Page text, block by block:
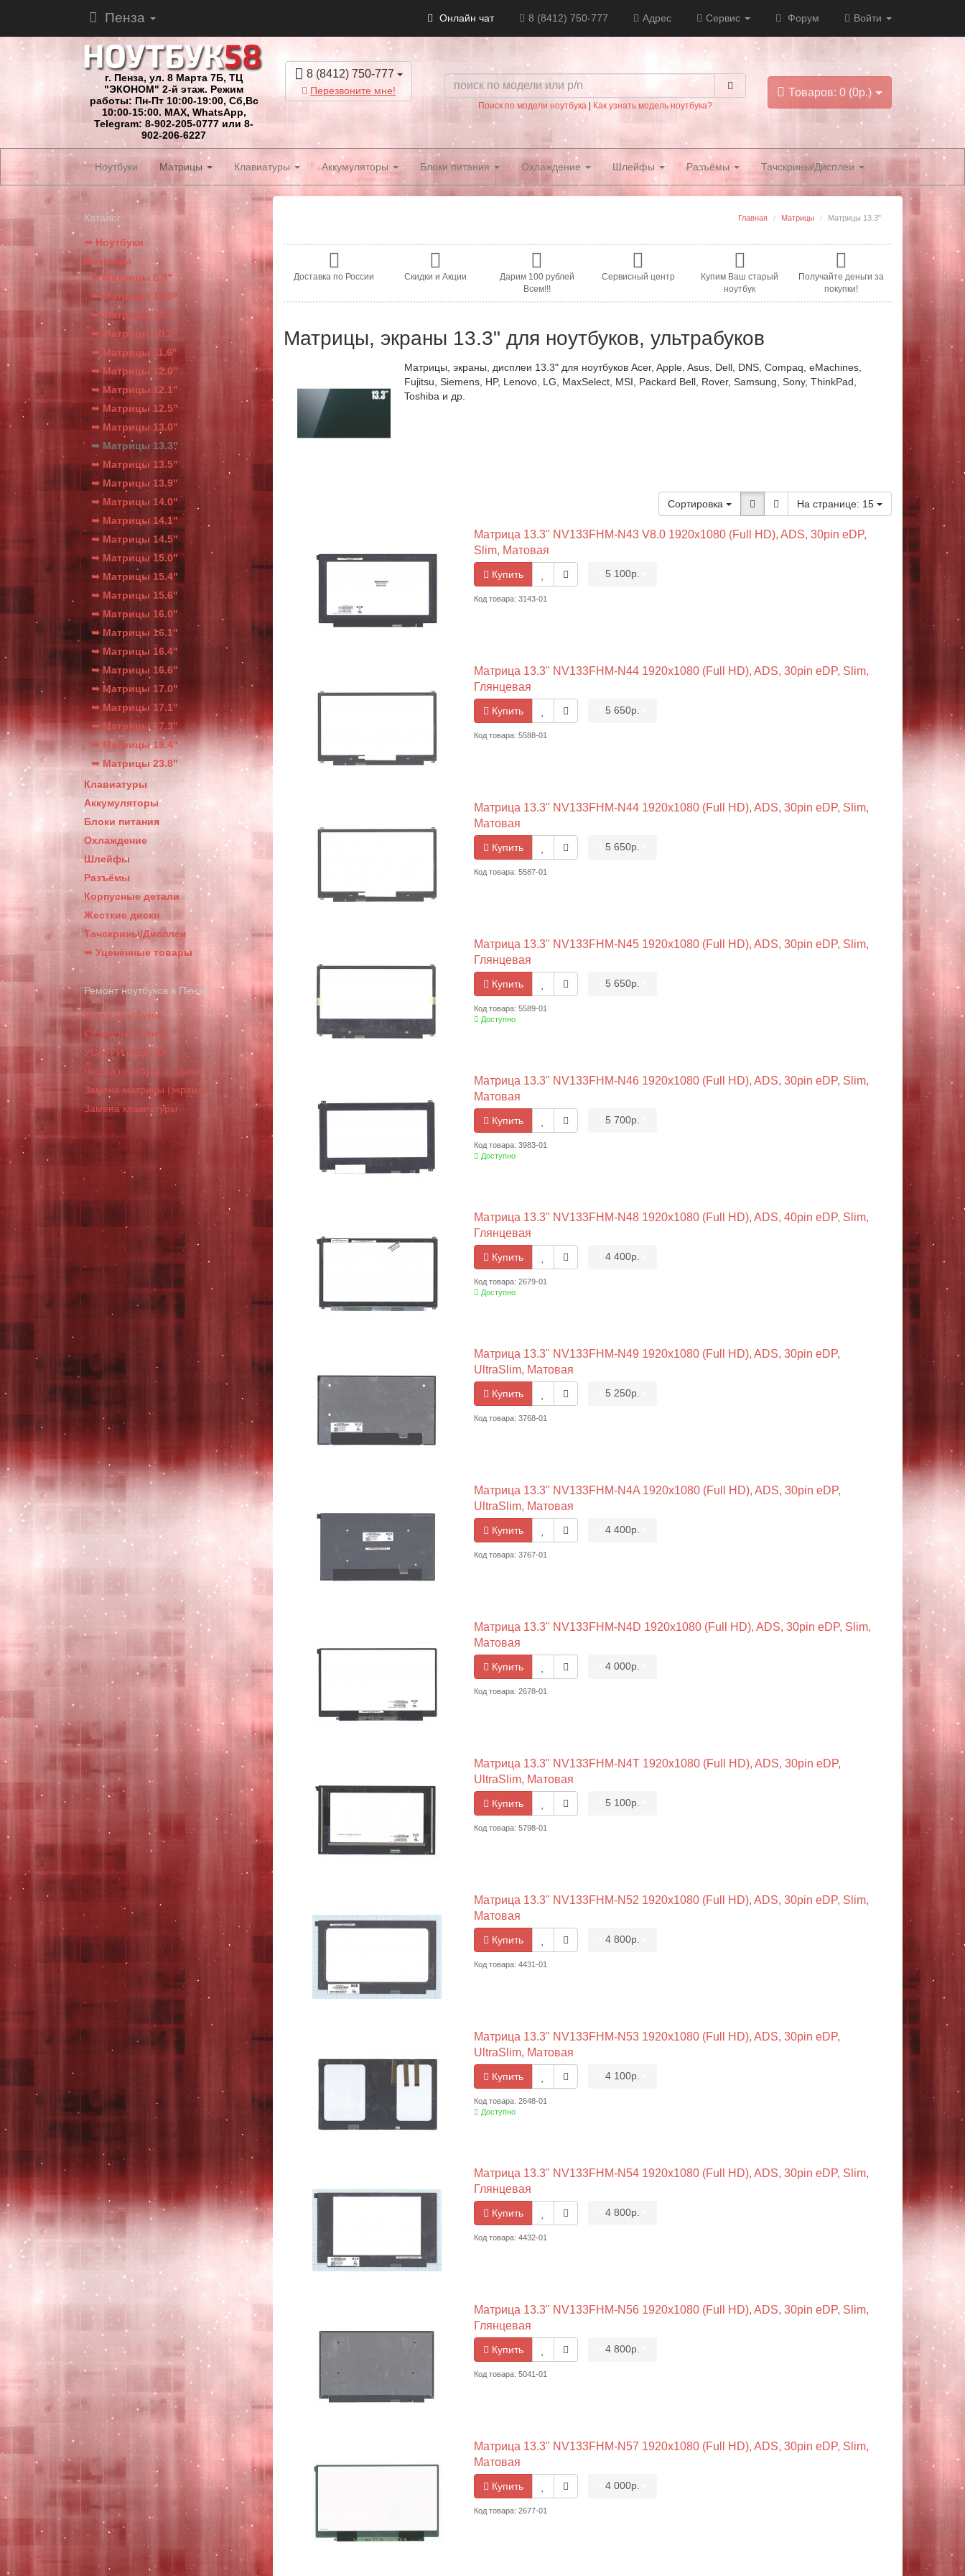
Пенза Онлайн чат 8 (8412) 750-777 Адрес Сервис Форум Войти
г. Пенза, ул. 8 Марта 7Б, ТЦ
"ЭКОНОМ" 2-й этаж. Режим
работы: Пн-Пт 10:00-19:00, Сб,Вс
10:00-15:00. MAX, WhatsApp,
Telegram: 8-902-205-0777 или 8-
902-206-6227
8 (8412) 750-777
Перезвоните мне!
Поиск по модели ноутбука Как узнать модель ноутбука?
Товаров: 0 (0р.)
Ноутбуки Матрицы Клавиатуры Аккумуляторы Блоки питания Охлаждение Шлейфы Разъёмы Тачскрины/Дисплеи
Каталог
➥ Ноутбуки
Матрицы
➥ Матрицы 8.9"
➥ Матрицы 10.0"
➥ Матрицы 10.1"
➥ Матрицы 10.2"
➥ Матрицы 11.6"
➥ Матрицы 12.0"
➥ Матрицы 12.1"
➥ Матрицы 12.5"
➥ Матрицы 13.0"
➥ Матрицы 13.3"
➥ Матрицы 13.5"
➥ Матрицы 13.9"
➥ Матрицы 14.0"
➥ Матрицы 14.1"
➥ Матрицы 14.5"
➥ Матрицы 15.0"
➥ Матрицы 15.4"
➥ Матрицы 15.6"
➥ Матрицы 16.0"
➥ Матрицы 16.1"
➥ Матрицы 16.4"
➥ Матрицы 16.6"
➥ Матрицы 17.0"
➥ Матрицы 17.1"
➥ Матрицы 17.3"
➥ Матрицы 18.4"
➥ Матрицы 23.8"
Клавиатуры
Аккумуляторы
Блоки питания
Охлаждение
Шлейфы
Разъёмы
Корпусные детали
Жесткие диски
Тачскрины/Дисплеи
➥ Уценённые товары
Ремонт ноутбуков в Пензе
Выкуп ноутбуков
Сервисный центр
УСЛУГИ И ЦЕНЫ
Чистка ноутбука от пыли
Замена матрицы (экрана)
Замена клавиатуры
Главная Матрицы Матрицы 13.3"
Доставка по России Скидки и Акции
Дарим 100 рублей
Всем!!!
Сервисный центр
Купим Ваш старый
ноутбук
Получайте деньги за
покупки!
Матрицы, экраны 13.3" для ноутбуков, ультрабуков
Матрицы, экраны, дисплеи 13.3" для ноутбуков Acer, Apple, Asus, Dell, DNS, Compaq, eMachines,
Fujitsu, Siemens, HP, Lenovo, LG, MaxSelect, MSI, Packard Bell, Rover, Samsung, Sony, ThinkPad,
Toshiba и др.
Сортировка На странице: 15
Матрица 13.3" NV133FHM-N43 V8.0 1920x1080 (Full HD), ADS, 30pin eDP,
Slim, Матовая
Купить 5 100р.
Код товара: 3143-01
Матрица 13.3" NV133FHM-N44 1920x1080 (Full HD), ADS, 30pin eDP, Slim,
Глянцевая
Купить 5 650р.
Код товара: 5588-01
Матрица 13.3" NV133FHM-N44 1920x1080 (Full HD), ADS, 30pin eDP, Slim,
Матовая
Купить 5 650р.
Код товара: 5587-01
Матрица 13.3" NV133FHM-N45 1920x1080 (Full HD), ADS, 30pin eDP, Slim,
Глянцевая
Купить 5 650р.
Код товара: 5589-01
Доступно
Матрица 13.3" NV133FHM-N46 1920x1080 (Full HD), ADS, 30pin eDP, Slim,
Матовая
Купить 5 700р.
Код товара: 3983-01
Доступно
Матрица 13.3" NV133FHM-N48 1920x1080 (Full HD), ADS, 40pin eDP, Slim,
Глянцевая
Купить 4 400р.
Код товара: 2679-01
Доступно
Матрица 13.3" NV133FHM-N49 1920x1080 (Full HD), ADS, 30pin eDP,
UltraSlim, Матовая
Купить 5 250р.
Код товара: 3768-01
Матрица 13.3" NV133FHM-N4A 1920x1080 (Full HD), ADS, 30pin eDP,
UltraSlim, Матовая
Купить 4 400р.
Код товара: 3767-01
Матрица 13.3" NV133FHM-N4D 1920x1080 (Full HD), ADS, 30pin eDP, Slim,
Матовая
Купить 4 000р.
Код товара: 2678-01
Матрица 13.3" NV133FHM-N4T 1920x1080 (Full HD), ADS, 30pin eDP,
UltraSlim, Матовая
Купить 5 100р.
Код товара: 5798-01
Матрица 13.3" NV133FHM-N52 1920x1080 (Full HD), ADS, 30pin eDP, Slim,
Матовая
Купить 4 800р.
Код товара: 4431-01
Матрица 13.3" NV133FHM-N53 1920x1080 (Full HD), ADS, 30pin eDP,
UltraSlim, Матовая
Купить 4 100р.
Код товара: 2648-01
Доступно
Матрица 13.3" NV133FHM-N54 1920x1080 (Full HD), ADS, 30pin eDP, Slim,
Глянцевая
Купить 4 800р.
Код товара: 4432-01
Матрица 13.3" NV133FHM-N56 1920x1080 (Full HD), ADS, 30pin eDP, Slim,
Глянцевая
Купить 4 800р.
Код товара: 5041-01
Матрица 13.3" NV133FHM-N57 1920x1080 (Full HD), ADS, 30pin eDP, Slim,
Матовая
Купить 4 000р.
Код товара: 2677-01